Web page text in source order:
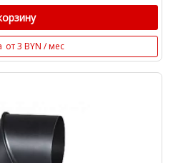
от 3 BYN / мес